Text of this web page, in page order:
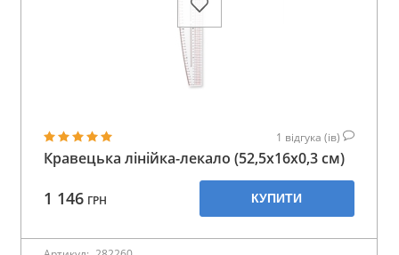
1 відгука (ів)
Кравецька лінійка-лекало (52,5х16х0,3 см)
1 146 ГРН КУПИТИ